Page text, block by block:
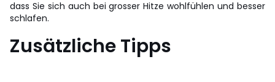
dass Sie sich auch bei grosser Hitze wohlfühlen und besser
schlafen.
Zusätzliche Tipps